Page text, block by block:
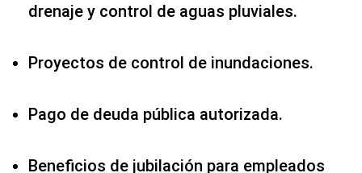
drenaje y control de aguas pluviales.
Proyectos de control de inundaciones.
Pago de deuda pública autorizada.
Beneficios de jubilación para empleados